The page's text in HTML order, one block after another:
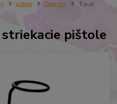
pištole Doplnky
Escal
pištole